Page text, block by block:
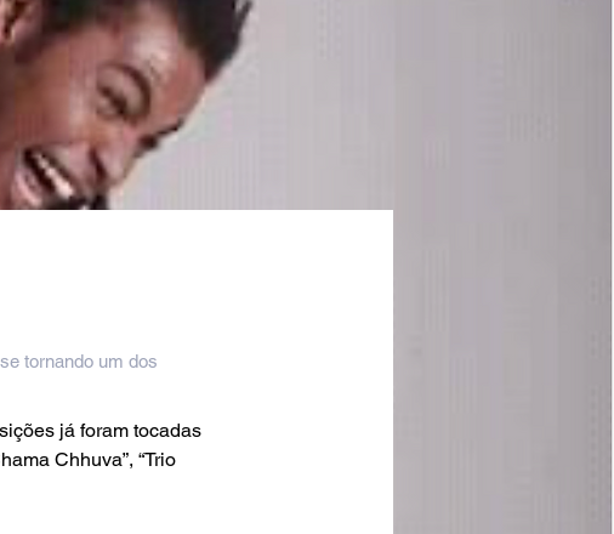
tornando um dos
já foram tocadas
Chhuva”, “Trio